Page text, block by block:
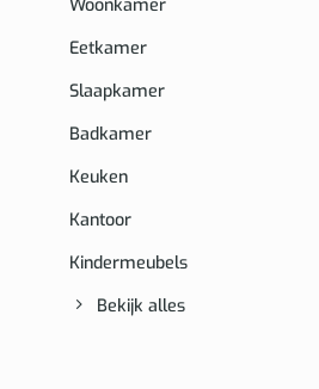
Woonkamer
Eetkamer
Slaapkamer
Badkamer
Keuken
Kantoor
Kindermeubels
Bekijk alles